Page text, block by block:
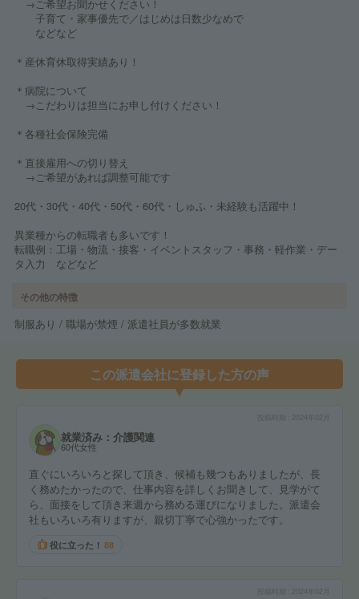
→ご希望お聞かせください！
子育て・家事優先で／はじめは日数少なめで
などなど
＊産休育休取得実績あり！
＊病院について
→こだわりは担当にお申し付けください！
＊各種社会保険完備
＊直接雇用への切り替え
→ご希望があれば調整可能です
20代・30代・40代・50代・60代・しゅふ・未経験も活躍中！
異業種からの転職者も多いです！
転職例：工場・物流・接客・イベントスタッフ・事務・軽作業・デー
タ入力 などなど
その他の特徴
制服あり / 職場が禁煙 / 派遣社員が多数就業
この派遣会社に登録した方の声
2024年02月
就業済み：介護関連
60代女性
直ぐにいろいろと探して頂き、候補も幾つもありましたが、長
く務めたかったので、仕事内容を詳しくお聞きして、見学がて
ら、面接をして頂き来週から務める運びになりました。派遣会
社もいろいろ有りますが、親切丁寧で心強かったです。
役に立った！ 88
2024年02月